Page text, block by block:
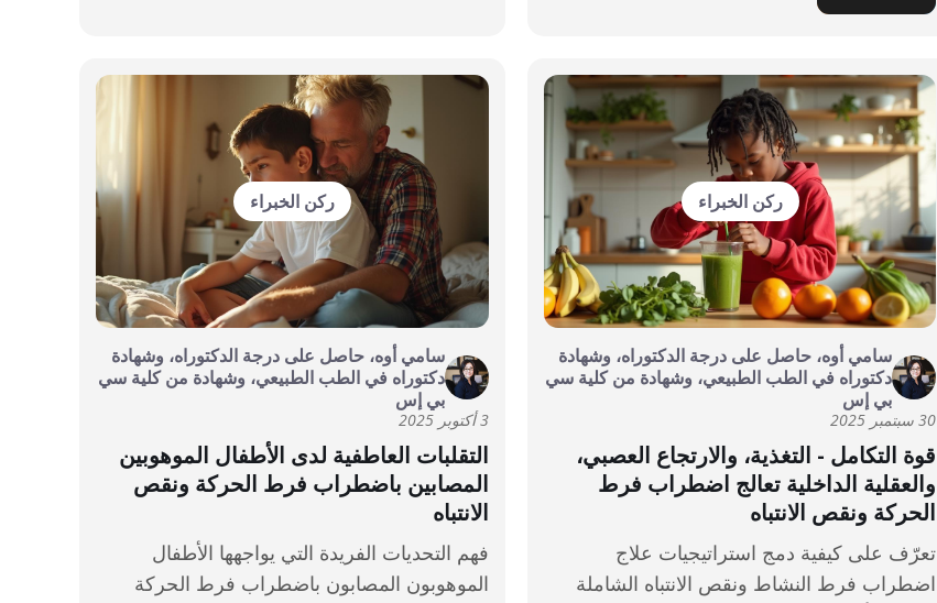
ركن الخبراء
سامي أوه، حاصل على درجة الدكتوراه، وشهادة
دكتوراه في الطب الطبيعي، وشهادة من كلية سي
بي إس
30 سبتمبر 2025
قوة التكامل - التغذية، والارتجاع العصبي،
والعقلية الداخلية تعالج اضطراب فرط
الحركة ونقص الانتباه
تعرّف على كيفية دمج استراتيجيات علاج
اضطراب فرط النشاط ونقص الانتباه الشاملة
ركن الخبراء
سامي أوه، حاصل على درجة الدكتوراه، وشهادة
دكتوراه في الطب الطبيعي، وشهادة من كلية سي
بي إس
3 أكتوبر 2025
التقلبات العاطفية لدى الأطفال الموهوبين
المصابين باضطراب فرط الحركة ونقص
الانتباه
فهم التحديات الفريدة التي يواجهها الأطفال
الموهوبون المصابون باضطراب فرط الحركة